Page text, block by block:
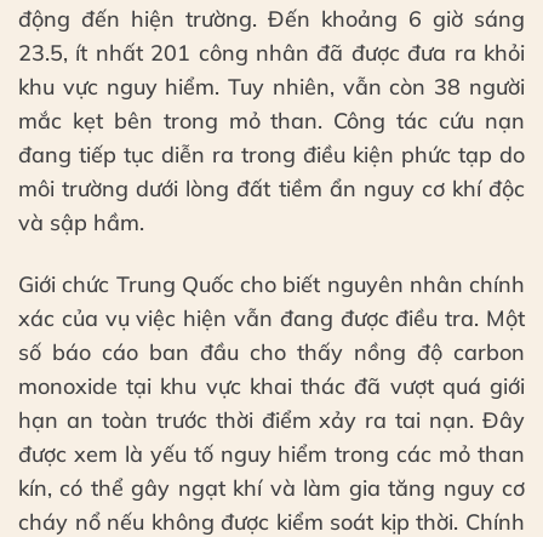
động đến hiện trường. Đến khoảng 6 giờ sáng
23.5, ít nhất 201 công nhân đã được đưa ra khỏi
khu vực nguy hiểm. Tuy nhiên, vẫn còn 38 người
mắc kẹt bên trong mỏ than. Công tác cứu nạn
đang tiếp tục diễn ra trong điều kiện phức tạp do
môi trường dưới lòng đất tiềm ẩn nguy cơ khí độc
và sập hầm.
Giới chức Trung Quốc cho biết nguyên nhân chính
xác của vụ việc hiện vẫn đang được điều tra. Một
số báo cáo ban đầu cho thấy nồng độ carbon
monoxide tại khu vực khai thác đã vượt quá giới
hạn an toàn trước thời điểm xảy ra tai nạn. Đây
được xem là yếu tố nguy hiểm trong các mỏ than
kín, có thể gây ngạt khí và làm gia tăng nguy cơ
cháy nổ nếu không được kiểm soát kịp thời. Chính